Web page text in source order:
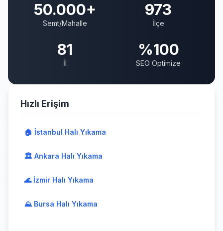
50.000+
Semt/Mahalle
973
İlçe
81
İl
%100
SEO Optimize
Hızlı Erişim
🏠 İstanbul Halı Yıkama
🏛️ Ankara Halı Yıkama
🌊 İzmir Halı Yıkama
⛰️ Bursa Halı Yıkama